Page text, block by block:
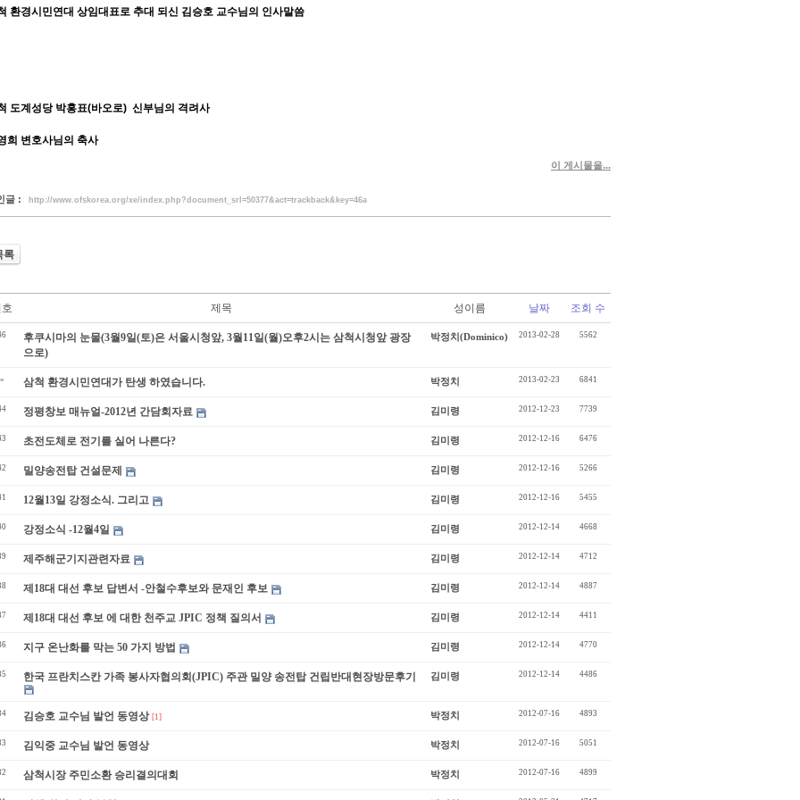
환경시민연대 상임대표로 추대 되신 김승호 교수님의 인사말씀
도계성당 박홍표(바오로) 신부님의 격려사
희 변호사님의 축사
이 게시물을...
글 : http://www.ofskorea.org/xe/index.php?document_srl=50377&act=trackback&key=46a
록
제목 성이름 날짜 조회 수
후쿠시마의 눈물(3월9일(토)은 서울시청앞, 3월11일(월)오후2시는 삼척시청앞 광장
으로)
박정치(Dominico) 2013-02-28 5562
» 삼척 환경시민연대가 탄생 하였습니다. 박정치 2013-02-23 6841
정평창보 매뉴얼-2012년 간담회자료 김미령 2012-12-23 7739
초전도체로 전기를 실어 나른다? 김미령 2012-12-16 6476
밀양송전탑 건설문제 김미령 2012-12-16 5266
12월13일 강정소식. 그리고 김미령 2012-12-16 5455
강정소식 -12월4일 김미령 2012-12-14 4668
제주해군기지관련자료 김미령 2012-12-14 4712
제18대 대선 후보 답변서 -안철수후보와 문재인 후보 김미령 2012-12-14 4887
제18대 대선 후보 에 대한 천주교 JPIC 정책 질의서 김미령 2012-12-14 4411
지구 온난화를 막는 50 가지 방법 김미령 2012-12-14 4770
한국 프란치스칸 가족 봉사자협의회(JPIC) 주관 밀양 송전탑 건립반대현장방문후기 김미령 2012-12-14 4486
김승호 교수님 발언 동영상 [1] 박정치 2012-07-16 4893
김익중 교수님 발언 동영상 박정치 2012-07-16 5051
삼척시장 주민소환 승리결의대회 박정치 2012-07-16 4899